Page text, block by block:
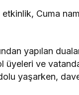
Cuma
yapılan
üyeleri ve
yaşarken,